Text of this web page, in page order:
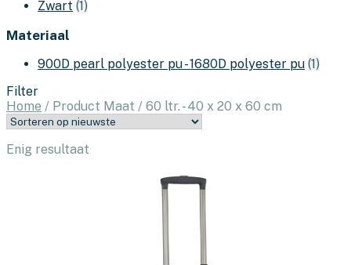
Zwart (1)
Materiaal
900D pearl polyester pu - 1680D polyester pu (1)
Filter
Home / Product Maat / 60 ltr. - 40 x 20 x 60 cm
Enig resultaat